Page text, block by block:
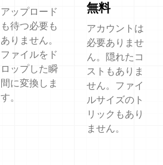
アップロード
も待つ必要も
ありません。
ファイルをド
ロップした瞬
間に変換しま
す。
無料
アカウントは
必要ありませ
ん。隠れたコ
ストもありま
せん。ファイ
ルサイズのト
リックもあり
ません。